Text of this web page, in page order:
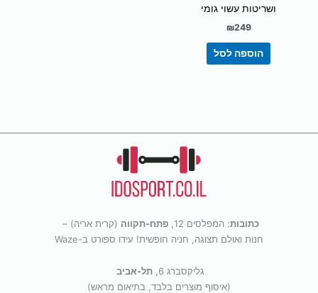
ושריטות עשוי גומי
₪249
הוספה לסל
כתובות: המפלסים 12, פתח-תקווה (קרית אריה) –
חנות ואולם תצוגה, חניה חופשית! עידו ספורט ב-Waze
גליקסברג 6,
תל-אביב
(איסוף מוצרים בלבד, בתיאום מראש)